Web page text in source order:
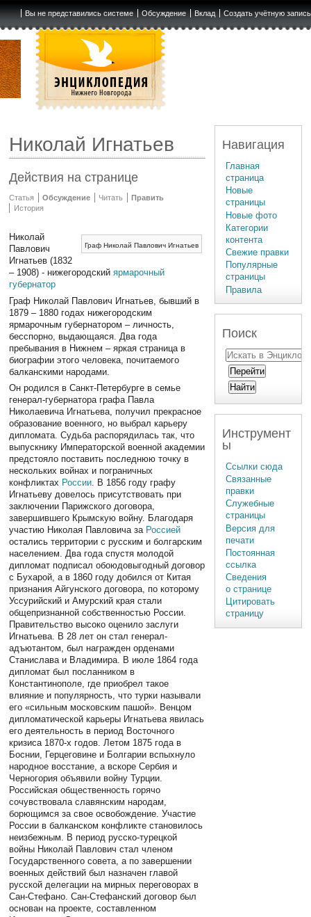
Вы не представились системе Обсуждение Вклад Создать учётную запись
Николай Игнатьев
Действия на странице
Статья Обсуждение Читать
Править
История
Граф Николай Павлович Игнатьев
Николай
Павлович
Игнатьев (1832
– 1908) - нижегородскийярмарочный
губернатор
Граф Николай Павлович Игнатьев, бывший в
1879 – 1880 годах нижегородским
ярмарочным губернатором – личность,
бесспорно, выдающаяся. Два года
пребывания в Нижнем – яркая страница в
биографии этого человека, почитаемого
балканскими народами.
Он родился в Санкт-Петербурге в семье
генерал-губернатора графа Павла
Николаевича Игнатьева, получил прекрасное
образование военного, но выбрал карьеру
дипломата. Судьба распорядилась так, что
выпускнику Императорской военной академии
предстояло поставить последнюю точку в
нескольких войнах и пограничных
конфликтах России. В 1856 году графу
Игнатьеву довелось присутствовать при
заключении Парижского договора,
завершившего Крымскую войну. Благодаря
участию Николая Павловича за Россией
остались территории с русским и болгарским
населением. Два года спустя молодой
дипломат подписал обоюдовыгодный договор
с Бухарой, а в 1860 году добился от Китая
признания Айгунского договора, по которому
Уссурийский и Амурский края стали
общепризнанной собственностью России.
Правительство высоко оценило заслуги
Игнатьева. В 28 лет он стал генерал-
адъютантом, был награжден орденами
Станислава и Владимира. В июле 1864 года
дипломат был посланником в
Константинополе, где приобрел такое
влияние и популярность, что турки называли
его «сильным московским пашой». Венцом
дипломатической карьеры Игнатьева явилась
его деятельность в период Восточного
кризиса 1870-х годов. Летом 1875 года в
Боснии, Герцеговине и Болгарии вспыхнуло
народное восстание, а вскоре Сербия и
Черногория объявили войну Турции.
Российская общественность горячо
сочувствовала славянским народам,
борющимся за свое освобождение. Участие
России в балканском конфликте становилось
неизбежным. В период русско-турецкой
войны Николай Павлович стал членом
Государственного совета, а по завершении
военных действий был назначен главой
русской делегации на мирных переговорах в
Сан-Стефано. Сан-Стефанский договор был
основан на проекте, составленном
Навигация
Главная
страница
Новые
страницы
Новые фото
Категории
контента
Свежие правки
Популярные
страницы
Правила
Поиск
Инструмент
ы
Ссылки сюда
Связанные
правки
Служебные
страницы
Версия для
печати
Постоянная
ссылка
Сведения
о странице
Цитировать
страницу